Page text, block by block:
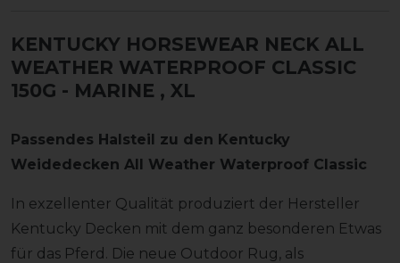
KENTUCKY HORSEWEAR NECK ALL
WEATHER WATERPROOF CLASSIC
150G - MARINE , XL
Passendes Halsteil zu den Kentucky
Weidedecken All Weather Waterproof Classic
In exzellenter Qualität produziert der Hersteller
Kentucky Decken mit dem ganz besonderen Etwas
für das Pferd. Die neue Outdoor Rug, als